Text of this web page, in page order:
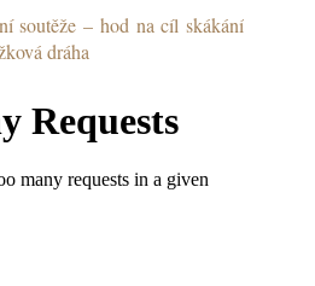
– hod na cíl skákání
dráha